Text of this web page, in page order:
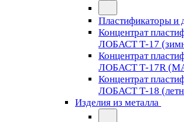
Пластификаторы и
Концентрат
ЛОБАСТ Т-17
Концентрат
ЛОБАСТ Т-17R
Концентрат
ЛОБАСТ Т-18
Изделия из металла